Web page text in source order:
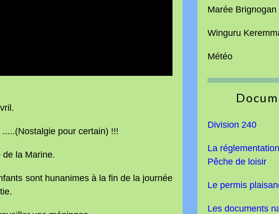
pour certain) !!!
Marine.
sont hunanimes à la fin de la journée
Marée Brignogan
Winguru
Météo
Division 240
La
Pêche de loisir
Le permis
Les documents